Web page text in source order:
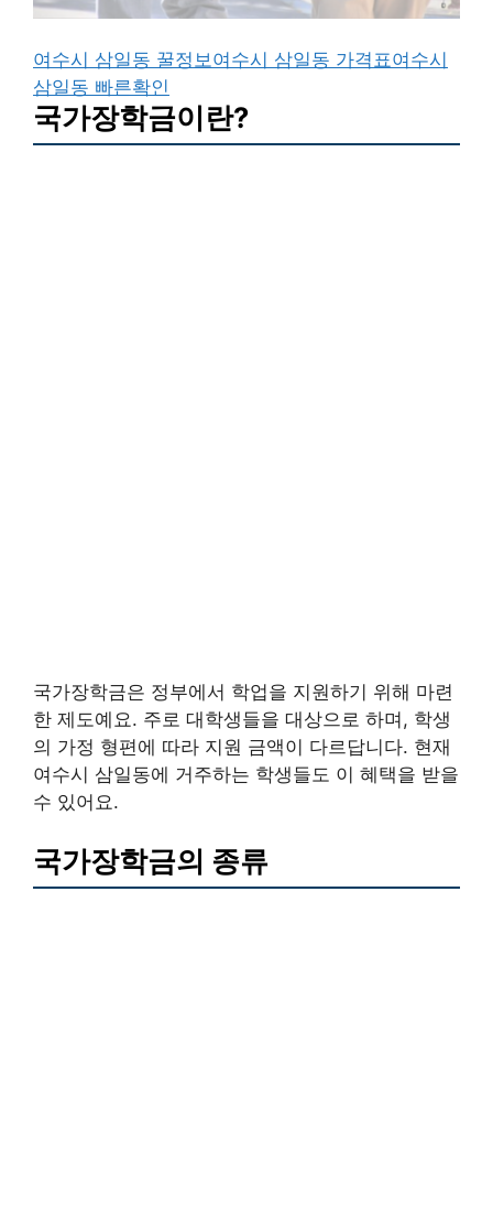
여수시 삼일동 꿀정보여수시 삼일동 가격표여수시
삼일동 빠른확인
국가장학금이란?
국가장학금은 정부에서 학업을 지원하기 위해 마련
한 제도예요. 주로 대학생들을 대상으로 하며, 학생
의 가정 형편에 따라 지원 금액이 다르답니다. 현재
여수시 삼일동에 거주하는 학생들도 이 혜택을 받을
수 있어요.
국가장학금의 종류